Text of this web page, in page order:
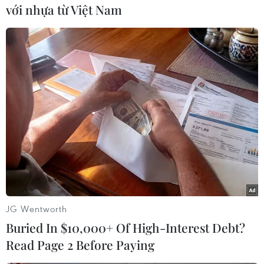
320.000 học sinh trung học cơ sở. Số lượng sinh
viên đại học và caođẳng tại các cơ sở đào tạo
trong nội thành gần 478.900 sinh viên. Trong đó
nhiềunhất là quận Cầu Giấy và Đống Đa, mỗi
quận có 13 trường, tiếp đó là quận ThanhXuân
và Hai Bà Trưng, mỗi quận có 6 trường.
Hà Nội có khoảng 355.000 cán bộ, công chức
hưởng lương ngân sách; trong đó, cơquan
Trung ương có khoảng 202.966 người (chiếm
57,1%); số lượng cán bộ cơ quantrực thuộc Hà
Nội khoảng 152.294 người (chiếm 42,9%).
Đề xuất này dựa trên cơ sở sắp xếp một cách
khoa học và hợp lý để vừa đảm bảocông việc,
vừa không để ảnh hưởng lớn đến đời sống của
với nhựa từ Việt Nam
JG Wentworth
Buried In $10,000+ Of High-Interest Debt?
Read Page 2 Before Paying